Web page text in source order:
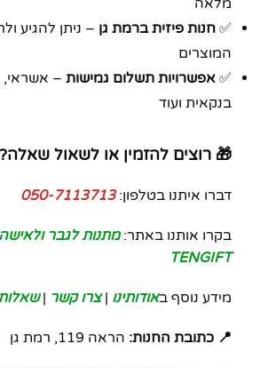
מלאה
✅ חנות פיזית ברמת גן – ניתן להגיע
המוצרים
✅ אפשרויות תשלום גמישות –
בנקאית ועוד
🎁 רוצים להזמין או לשאול שאלה?
דברו איתנו בטלפון:050-7113713
בקרו אותנו באתר:מתנות לגבר
TENGIFT
מידע נוסף באודותינו |צרו קשר |
📍 כתובת החנות: הראה 119, רמת גן